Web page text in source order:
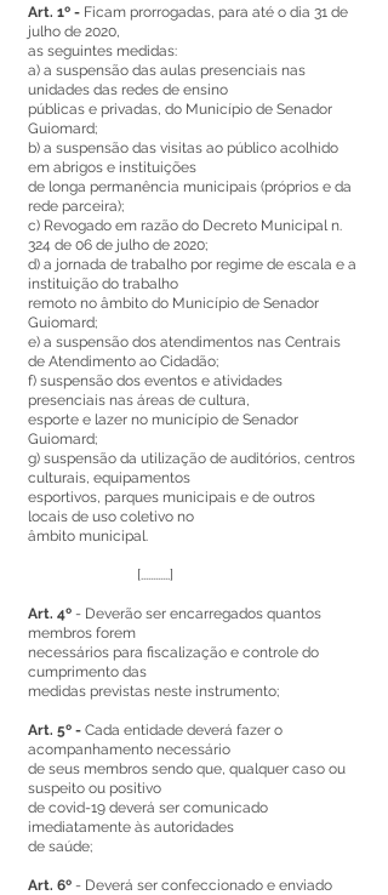
Art. 1º - Ficam prorrogadas, para até o dia 31 de
julho de 2020,
as seguintes medidas:
a) a suspensão das aulas presenciais nas
unidades das redes de ensino
públicas e privadas, do Município de Senador
Guiomard;
b) a suspensão das visitas ao público acolhido
em abrigos e instituições
de longa permanência municipais (próprios e da
rede parceira);
c) Revogado em razão do Decreto Municipal n.
324 de 06 de julho de 2020;
d) a jornada de trabalho por regime de escala e a
instituição do trabalho
remoto no âmbito do Município de Senador
Guiomard;
e) a suspensão dos atendimentos nas Centrais
de Atendimento ao Cidadão;
f) suspensão dos eventos e atividades
presenciais nas áreas de cultura,
esporte e lazer no município de Senador
Guiomard;
g) suspensão da utilização de auditórios, centros
culturais, equipamentos
esportivos, parques municipais e de outros
locais de uso coletivo no
âmbito municipal.
[............]
Art. 4º - Deverão ser encarregados quantos
membros forem
necessários para fiscalização e controle do
cumprimento das
medidas previstas neste instrumento;
Art. 5º - Cada entidade deverá fazer o
acompanhamento necessário
de seus membros sendo que, qualquer caso ou
suspeito ou positivo
de covid-19 deverá ser comunicado
imediatamente às autoridades
de saúde;
Art. 6º - Deverá ser confeccionado e enviado